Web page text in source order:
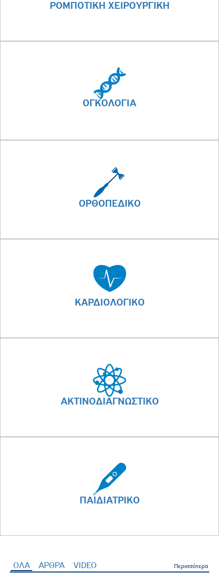
ΡΟΜΠΟΤΙΚΗ ΧΕΙΡΟΥΡΓΙΚΗ
ΟΓΚΟΛΟΓΙΑ
ΟΡΘΟΠΕΔΙΚΟ
ΚΑΡΔΙΟΛΟΓΙΚΟ
ΑΚΤΙΝΟΔΙΑΓΝΩΣΤΙΚΟ
ΠΑΙΔΙΑΤΡΙΚΟ
ΟΛΑ (ενεργή καρτέλα)
ΑΡΘΡΑ VIDEO Περισσότερα